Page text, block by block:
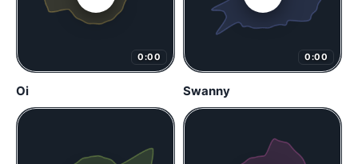
0:00
Oi
0:00
Swanny